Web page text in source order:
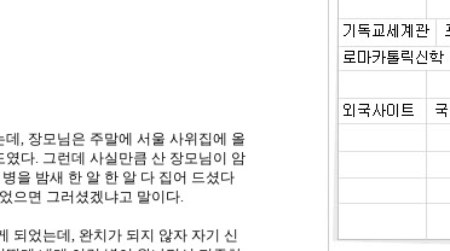
, 장모님은 주말에 서울 사위집에 올
다. 그런데 사실만큼 산 장모님이 암
을 밤새 한 알 한 알 다 집어 드셨다
으면 그러셨겠냐고 말이다.
되었는데, 완치가 되지 않자 자기 신